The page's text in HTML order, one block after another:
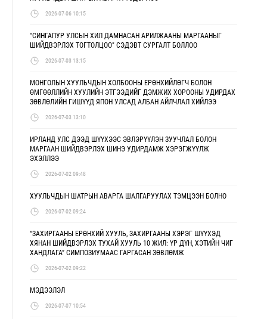
2026-07-06 10:15
"СИНГАПУР УЛСЫН ХИЛ ДАМНАСАН АРИЛЖААНЫ МАРГААНЫГ
ШИЙДВЭРЛЭХ ТОГТОЛЦОО" СЭДЭВТ СУРГАЛТ БОЛЛОО
2026-07-03 13:15
МОНГОЛЫН ХУУЛЬЧДЫН ХОЛБООНЫ ЕРӨНХИЙЛӨГЧ БОЛОН
ӨМГӨӨЛЛИЙН ХУУЛИЙН ЭТГЭЭДИЙГ ДЭМЖИХ ХОРООНЫ УДИРДАХ
ЗӨВЛӨЛИЙН ГИШҮҮД ЯПОН УЛСАД АЛБАН АЙЛЧЛАЛ ХИЙЛЭЭ
2026-07-03 13:10
ИРЛАНД УЛС ДЭЭД ШҮҮХЭЭС ЭВЛЭРҮҮЛЭН ЗУУЧЛАЛ БОЛОН
МАРГААН ШИЙДВЭРЛЭХ ШИНЭ УДИРДАМЖ ХЭРЭГЖҮҮЛЖ
ЭХЭЛЛЭЭ
2026-07-02 09:48
ХУУЛЬЧДЫН ШАТРЫН АВАРГА ШАЛГАРУУЛАХ ТЭМЦЭЭН БОЛНО
2026-07-02 09:24
“ЗАХИРГААНЫ ЕРӨНХИЙ ХУУЛЬ, ЗАХИРГААНЫ ХЭРЭГ ШҮҮХЭД
ХЯНАН ШИЙДВЭРЛЭХ ТУХАЙ ХУУЛЬ 10 ЖИЛ: ҮР ДҮН, ХЭТИЙН ЧИГ
ХАНДЛАГА” СИМПОЗИУМААС ГАРГАСАН ЗӨВЛӨМЖ
2026-07-02 09:22
МЭДЭЭЛЭЛ
2026-07-07 10:54